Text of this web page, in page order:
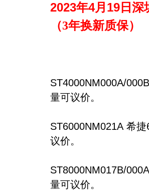
2023年4月 19 日
（3年换新质保）
ST4000NM000A/000B
量可议价。
ST6000NM021A 希捷
议价。
ST8000NM017B/000A
量可议价。